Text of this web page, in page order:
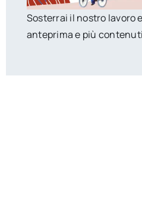
Sosterrai il nostro lavoro
anteprima e più